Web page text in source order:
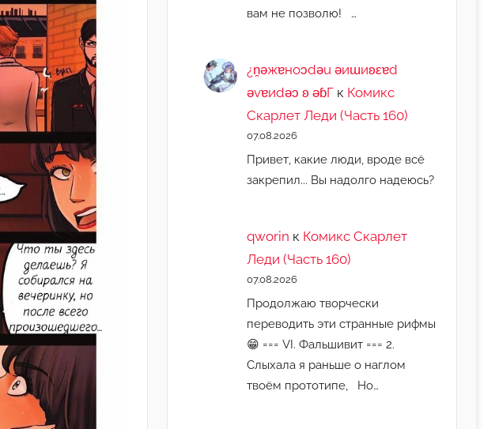
вам не позволю! …
¿n̯ǝжɐноɔdǝu ǝиɯиʚεɐd
ǝvɐиdǝɔ ʚ ǝɓГ к Комикс
Скарлет Леди (Часть 160)
07.08.2026
Привет, какие люди, вроде всё
закрепил... Вы надолго надеюсь?
qworin к Комикс Скарлет
Леди (Часть 160)
07.08.2026
Продолжаю творчески
переводить эти странные рифмы
😁 === VI. Фальшивит === 2.
Слыхала я раньше о наглом
твоём прототипе, Но…